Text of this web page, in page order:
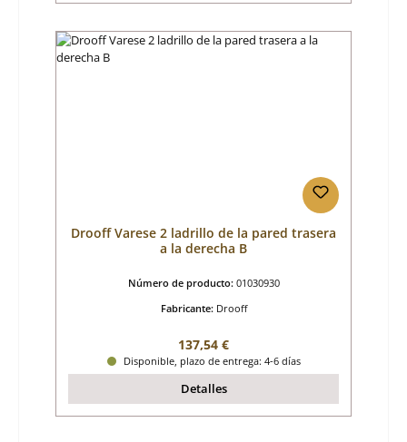
Drooff Varese 2 ladrillo de la pared trasera
a la derecha B
Número de producto: 01030930
Fabricante: Drooff
Precio normal:
137,54 €
Disponible, plazo de entrega: 4-6 días
Detalles